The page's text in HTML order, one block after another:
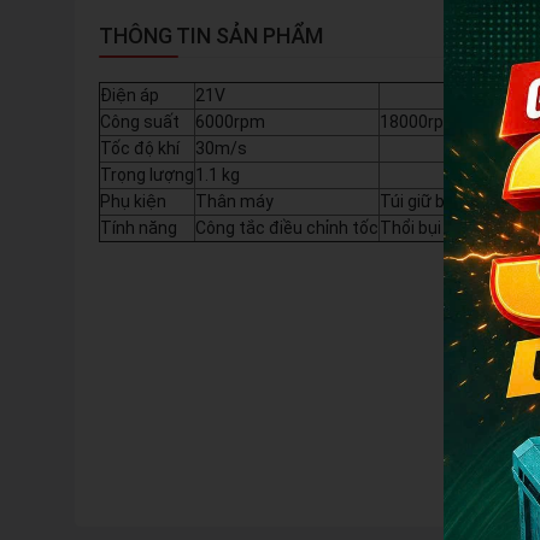
THÔNG TIN SẢN PHẨM
Điện áp
21V
Công suất
6000rpm
18000rpm
Tốc độ khí
30m/s
Trọng lượng 1.1 kg
Phụ kiện
Thân máy Túi giữ bụi2 ống nối
Tính năng
Công tắc điều chỉnh tốcThổi bụi Hút bụi